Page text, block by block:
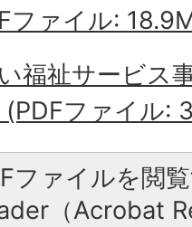
ファイル:
福祉サービス
ファイル:
ファイルを閲
（Acrobat